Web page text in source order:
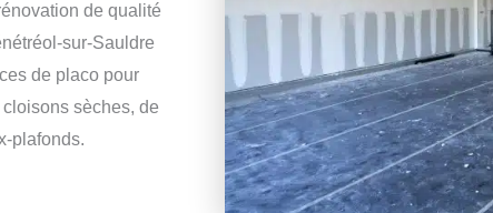
de qualité
sur-Sauldre
de placo pour
sèches, de
plafonds.